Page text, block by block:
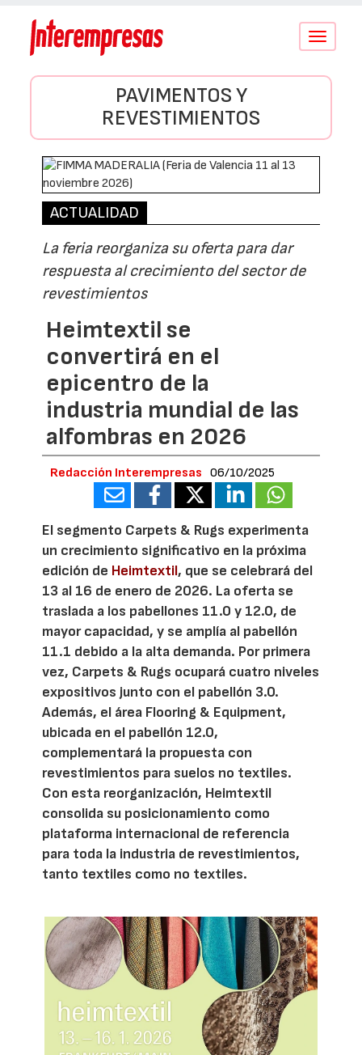
Conmutar
PAVIMENTOS Y
REVESTIMIENTOS
ACTUALIDAD
La feria reorganiza su oferta para dar
respuesta al crecimiento del sector de
revestimientos
Heimtextil se
convertirá en el
epicentro de la
industria mundial de las
alfombras en 2026
Redacción Interempresas 06/10/2025
El segmento Carpets & Rugs experimenta
un crecimiento significativo en la próxima
edición de Heimtextil, que se celebrará del
13 al 16 de enero de 2026. La oferta se
traslada a los pabellones 11.0 y 12.0, de
mayor capacidad, y se amplía al pabellón
11.1 debido a la alta demanda. Por primera
vez, Carpets & Rugs ocupará cuatro niveles
expositivos junto con el pabellón 3.0.
Además, el área Flooring & Equipment,
ubicada en el pabellón 12.0,
complementará la propuesta con
revestimientos para suelos no textiles.
Con esta reorganización, Heimtextil
consolida su posicionamiento como
plataforma internacional de referencia
para toda la industria de revestimientos,
tanto textiles como no textiles.